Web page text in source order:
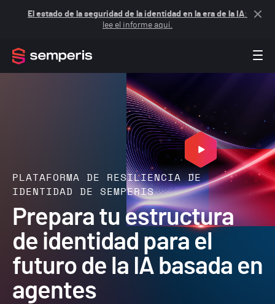
El estado de la seguridad de la identidad en la era de la IA:
lee el informe aquí.
PLATAFORMA DE RESILIENCIA DE
IDENTIDAD DE SEMPERIS
Prepara tu estructura
de identidad para el
futuro de la IA basada en
agentes